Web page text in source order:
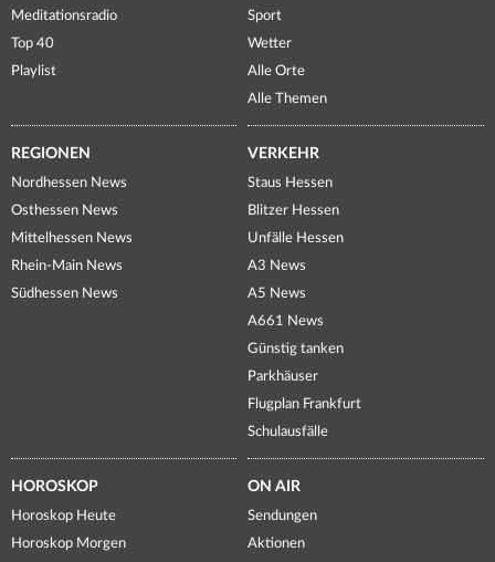
Meditationsradio
Top 40
Playlist
Sport
Wetter
Alle Orte
Alle Themen
REGIONEN
Nordhessen News
Osthessen News
Mittelhessen News
Rhein-Main News
Südhessen News
VERKEHR
Staus Hessen
Blitzer Hessen
Unfälle Hessen
A3 News
A5 News
A661 News
Günstig tanken
Parkhäuser
Flugplan Frankfurt
Schulausfälle
HOROSKOP
Horoskop Heute
Horoskop Morgen
ON AIR
Sendungen
Aktionen